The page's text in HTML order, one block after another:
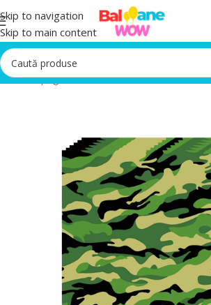
Skip to navigation
Skip to main content
Prima pagină/Servetele